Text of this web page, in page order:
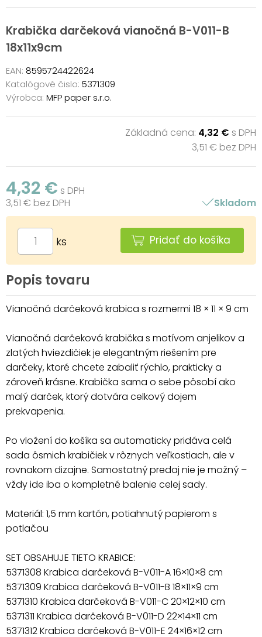
Krabička darčeková vianočná B-V011-B
18x11x9cm
EAN: 8595724422624
Katalógové čislo: 5371309
Výrobca: MFP paper s.r.o.
Základná cena: 4,32 € s DPH
3,51 € bez DPH
4,32 € s DPH
3,51 € bez DPH
Skladom
ks Pridať do košíka
Popis tovaru
Vianočná darčeková krabica s rozmermi 18 × 11 × 9 cm
Vianočná darčeková krabička s motívom anjelikov a
zlatých hviezdičiek je elegantným riešením pre
darčeky, ktoré chcete zabaliť rýchlo, prakticky a
zároveň krásne. Krabička sama o sebe pôsobí ako
malý darček, ktorý dotvára celkový dojem
prekvapenia.
Po vložení do košíka sa automaticky pridáva celá
sada ôsmich krabičiek v rôznych veľkostiach, ale v
rovnakom dizajne. Samostatný predaj nie je možný –
vždy ide iba o kompletné balenie celej sady.
Materiál: 1,5 mm kartón, potiahnutý papierom s
potlačou
SET OBSAHUJE TIETO KRABICE:
5371308 Krabica darčeková B-V011-A 16×10×8 cm
5371309 Krabica darčeková B-V011-B 18×11×9 cm
5371310 Krabica darčeková B-V011-C 20×12×10 cm
5371311 Krabica darčeková B-V011-D 22×14×11 cm
5371312 Krabica darčeková B-V011-E 24×16×12 cm